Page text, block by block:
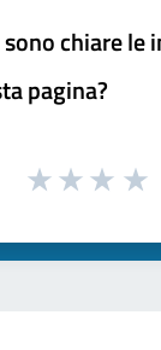
chiare le
pagina?